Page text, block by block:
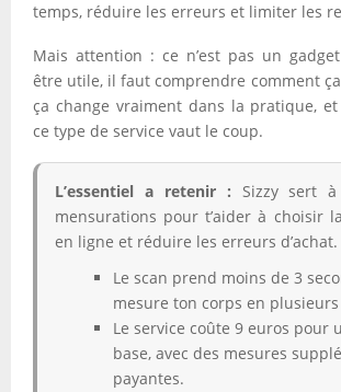
temps, réduire les erreurs et limiter les
Mais attention : ce n’est pas un
être utile, il faut comprendre comment
ça change vraiment dans la pratique,
ce type de service vaut le coup.
L’essentiel a retenir : Sizzy sert
mensurations pour t’aider à choisir
en ligne et réduire les erreurs d’achat.
Le scan prend moins de 3
mesure ton corps en
Le service coûte 9 euros pour
base, avec des mesures
payantes.